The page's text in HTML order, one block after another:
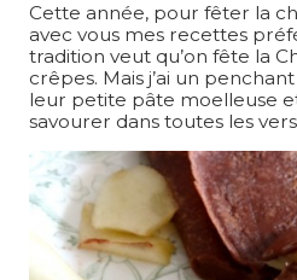
Cette année, pour fêter la
avec vous mes recettes
tradition veut qu’on fête la
crêpes. Mais j’ai un
leur petite pâte moelleuse
savourer dans toutes les